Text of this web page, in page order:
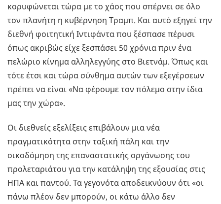
κορυφώνεται τώρα με το χάος που σπέρνει σε όλο
τον πλανήτη η κυβέρνηση Τραμπ. Και αυτό εξηγεί την
διεθνή φοιτητική Ιντιφάντα που ξέσπασε πέρυσι
όπως ακριβώς είχε ξεσπάσει 50 χρόνια πριν ένα
πελώριο κίνημα αλληλεγγύης στο Βιετνάμ. Όπως και
τότε έτσι και τώρα σύνθημα αυτών των εξεγέρσεων
πρέπει να είναι «Να φέρουμε τον πόλεμο στην ίδια
μας την χώρα».
Οι διεθνείς εξελίξεις επιβάλουν μια νέα
πραγματικότητα στην ταξική πάλη και την
οικοδόμηση της επαναστατικής οργάνωσης του
προλεταριάτου για την κατάληψη της εξουσίας στις
ΗΠΑ και παντού. Τα γεγονότα αποδεικνύουν ότι «οι
πάνω πλέον δεν μπορούν, οι κάτω άλλο δεν